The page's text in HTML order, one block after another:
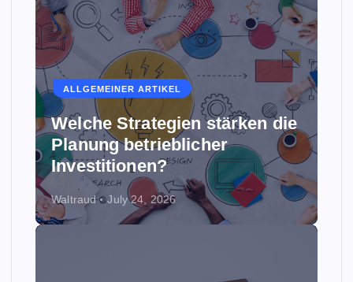
ALLGEMEINER ARTIKEL
Welche Strategien stärken die
Planung betrieblicher
Investitionen?
Waltraud July 24, 2026